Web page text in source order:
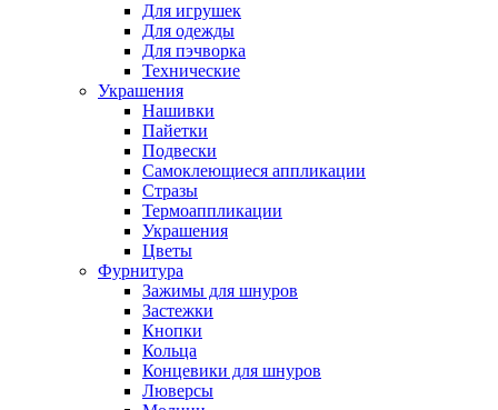
Для игрушек
Для одежды
Для пэчворка
Технические
Украшения
Нашивки
Пайетки
Подвески
Самоклеющиеся аппликации
Стразы
Термоаппликации
Украшения
Цветы
Фурнитура
Зажимы для шнуров
Застежки
Кнопки
Кольца
Концевики для шнуров
Люверсы